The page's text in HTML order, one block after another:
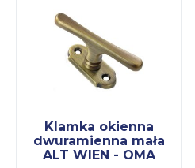
Klamka okienna
dwuramienna mała
ALT WIEN - OMA